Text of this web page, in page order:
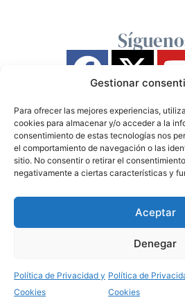
Gestionar
Para ofrecer las mejores experiencias,
cookies para almacenar y/o acceder a la
consentimiento de estas tecnologías nos
el comportamiento de navegación o las
sitio. No consentir o retirar el
negativamente a ciertas características y
Aceptar
Denegar
Política de Privacidad y
Cookies
Política de
Cookies